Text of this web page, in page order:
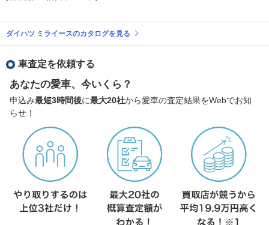
ダイハツ ミライースのカタログを見る
車査定を依頼する
あなたの愛車、今いくら？
申込み最短3時間後に最大20社から愛車の査定結果をWebでお知
らせ！